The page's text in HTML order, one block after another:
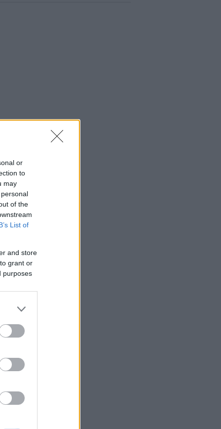
or
to
may
of the
List of
and store
grant or
purposes